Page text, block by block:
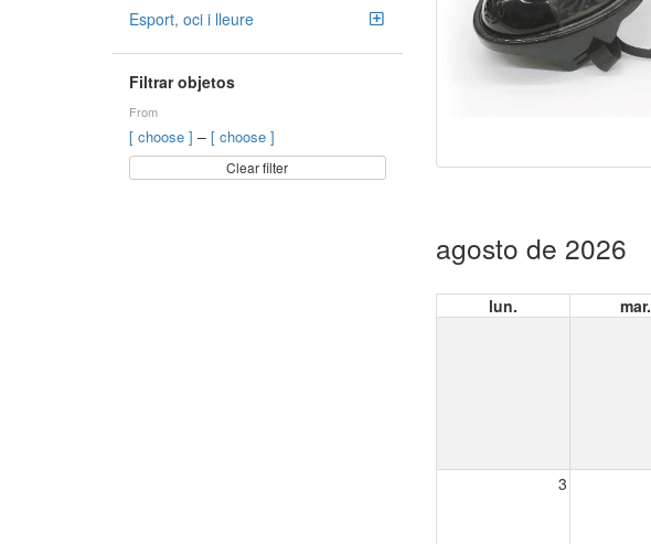
Esport, oci i lleure
Filtrar objetos
From
[ choose ] – [ choose ]
Clear filter
agosto de 2026
lun. mar.
3